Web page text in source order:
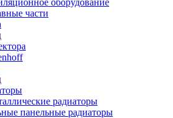
оборудование
части
радиаторы
панельные радиаторы